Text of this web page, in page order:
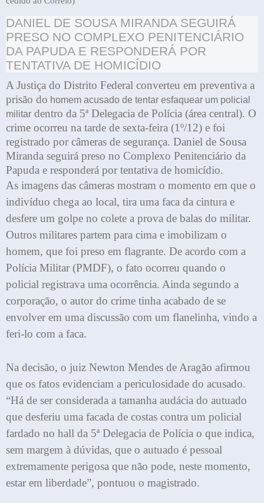
DANIEL DE SOUSA MIRANDA SEGUIRÁ
PRESO NO COMPLEXO PENITENCIÁRIO
DA PAPUDA E RESPONDERÁ POR
TENTATIVA DE HOMICÍDIO
A Justiça do Distrito Federal converteu em preventiva a
prisão do homem acusado de tentar esfaquear um policial
militar dentro da 5ª Delegacia de Polícia (área central). O
crime ocorreu na tarde de sexta-feira (1º/12) e foi
registrado por câmeras de segurança. Daniel de Sousa
Miranda seguirá preso no Complexo Penitenciário da
Papuda e responderá por tentativa de homicídio.
As imagens das câmeras mostram o momento em que o
indivíduo chega ao local, tira uma faca da cintura e
desfere um golpe no colete a prova de balas do militar.
Outros militares partem para cima e imobilizam o
homem, que foi preso em flagrante. De acordo com a
Polícia Militar (PMDF), o fato ocorreu quando o
policial registrava uma ocorrência. Ainda segundo a
corporação, o autor do crime tinha acabado de se
envolver em uma discussão com um flanelinha, vindo a
feri-lo com a faca.
Na decisão, o juiz Newton Mendes de Aragão afirmou
que os fatos evidenciam a periculosidade do acusado.
“Há de ser considerada a tamanha audácia do autuado
que desferiu uma facada de costas contra um policial
fardado no hall da 5ª Delegacia de Polícia o que indica,
sem margem à dúvidas, que o autuado é pessoal
extremamente perigosa que não pode, neste momento,
estar em liberdade”, pontuou o magistrado.